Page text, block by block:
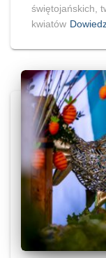
świętojańskich,
kwiatów